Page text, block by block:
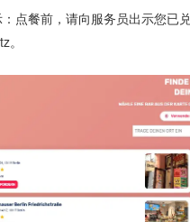
点餐前，请向服务员出示您已
。